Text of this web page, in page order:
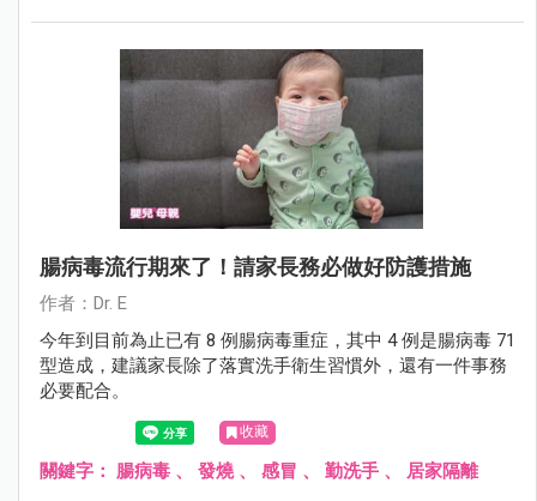
腸病毒流行期來了！請家長務必做好防護措施
作者：Dr. E
今年到目前為止已有 8 例腸病毒重症，其中 4 例是腸病毒 71
型造成，建議家長除了落實洗手衛生習慣外，還有一件事務
必要配合。
收藏
關鍵字： 腸病毒 、 發燒、 感冒 、 勤洗手 、 居家隔離